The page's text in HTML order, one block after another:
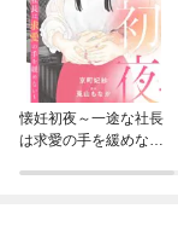
懐妊初夜～一途な社長
は求愛の手を緩めない